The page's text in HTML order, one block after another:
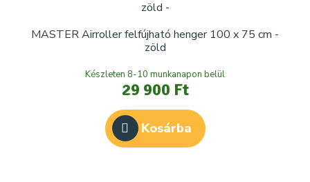
MASTER Airroller felfújható henger 100 x 75 cm -
zöld
Készleten 8-10 munkanapon belül
29 900 Ft
Kosárba